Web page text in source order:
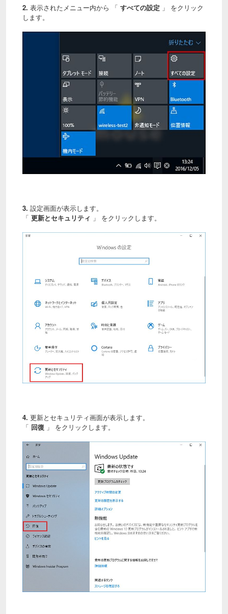
2. 表示されたメニュー内から 「 すべての設定 」 をクリック
します。
3. 設定画面が表示します。
「 更新とセキュリティ 」 をクリックします。
4. 更新とセキュリティ画面が表示します。
「 回復 」 をクリックします。